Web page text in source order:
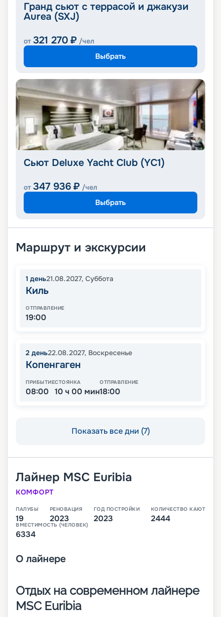
Гранд сьют с террасой и джакузи
Aurea (SXJ)
от 321 270 ₽ /чел
Выбрать
Сьют Deluxe Yacht Club (YC1)
от 347 936 ₽ /чел
Выбрать
Маршрут и экскурсии
1 день21.08.2027, Суббота
Киль
ОТПРАВЛЕНИЕ
19:00
2 день22.08.2027, Воскресенье
Копенгаген
ПРИБЫТИЕ
08:00
СТОЯНКА
10 ч 00 мин
ОТПРАВЛЕНИЕ
18:00
Показать все дни (7)
Лайнер MSC Euribia
КОМФОРТ
ПАЛУБЫ
19
РЕНОВАЦИЯ
2023
ГОД ПОСТРОЙКИ
2023
КОЛИЧЕСТВО КАЮТ
2444
ВМЕСТИМОСТЬ (ЧЕЛОВЕК)
6334
О лайнере
Отдых на современном лайнере
MSC Euribia